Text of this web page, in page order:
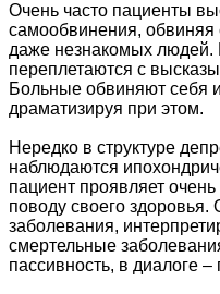
Очень часто пациенты
самообвинения, обвиняя
даже незнакомых людей.
переплетаются с
Больные обвиняют себя
драматизируя при этом.
Нередко в структуре
наблюдаются
пациент проявляет
поводу своего
заболевания,
смертельные
пассивность, в диалоге